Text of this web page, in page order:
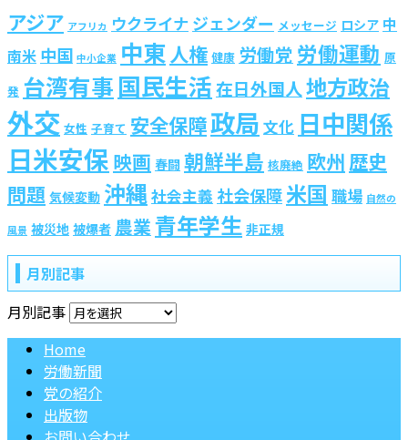
アジア アフリカ ウクライナ ジェンダー メッセージ ロシア 中
南米 中国 中小企業 中東 人権 健康 労働党 労働運動 原
発 台湾有事 国民生活在日外国人地方政治
外交 女性 子育て 安全保障政局 文化 日中関係
日米安保 映画 春闘 朝鮮半島 核廃絶 欧州 歴史
問題 気候変動 沖縄社会主義 社会保障米国 職場 自然の
風景 被災地 被爆者 農業青年学生 非正規
月別記事
月別記事
Home
労働新聞
党の紹介
出版物